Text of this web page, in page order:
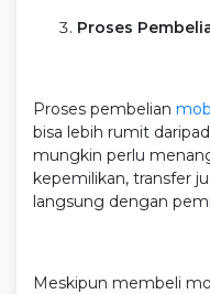
Proses
Proses pembelian
bisa lebih rumit
mungkin perlu
kepemilikan, transfer
langsung dengan
Meskipun membeli